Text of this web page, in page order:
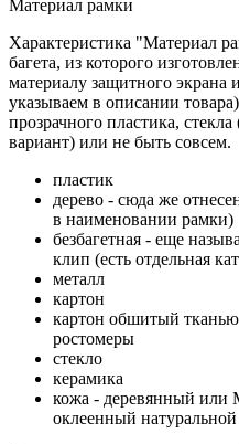
Материал рамки
Характеристика "Материал
багета, из которого
материалу защитного экрана
указываем в описании
прозрачного пластика,
вариант) или не быть совсем.
пластик
дерево - сюда же
в наименовании рамки)
безбагетная - еще
клип (есть отдельная
металл
картон
картон обшитый
ростомеры
стекло
керамика
кожа - деревянный
оклеенный